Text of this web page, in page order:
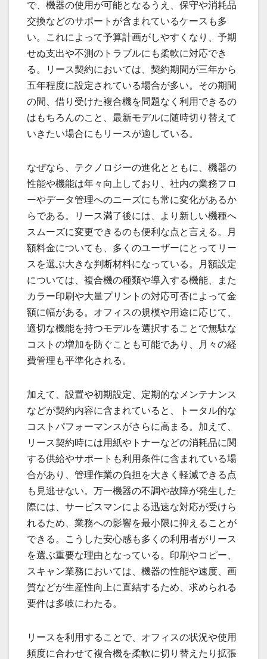
で、機器の使用が可能となるうえ、保守や消耗品
交換などのサポートが含まれているケースも多
い。これによって予算計画がしやすくなり、予期
せぬ支出や不測のトラブルにも柔軟に対応でき
る。リース契約においては、契約期間が三年から
五年程度に設定されている場合が多い。その期間
の間、借り受けた複合機を問題なく利用できるの
はもちろんのこと、最新モデルに随時切り替えて
いきたい場合にもリースが適している。
なぜなら、テクノロジーの進化とともに、機器の
性能や機能は年々向上しており、社内の業務フロ
ーやデータ管理へのニーズにも常に変化があるか
らである。リース満了後には、より新しい機種へ
スムーズに変更できるのも便利な点と言える。月
額料金についても、多くのユーザーにとってリー
スを選ぶ大きな判断材料になっている。月額設定
については、複合機の種類や導入する機能、また
カラー印刷や大量プリントの対応可否によって金
額に幅がある。オフィスの規模や用途に応じて、
適切な機能を持つモデルを選択することで無駄な
コストの増加を防ぐことも可能であり、月々の経
費管理も平準化される。
加えて、設置や初期設定、定期的なメンテナンス
などが契約内容に含まれていると、トータル的な
コストパフォーマンスがさらに高まる。加えて、
リース契約時には用紙やトナーなどの消耗品に関
する供給やサポートも利用条件に含まれている場
合があり、管理作業の負担を大きく軽減できる点
も見逃せない。万一機器の不調や故障が発生した
際には、サービスマンによる迅速な対応が受けら
れるため、業務への影響を最小限に抑えることが
できる。こうした安心感も多くの利用者がリース
を選ぶ重要な理由となっている。印刷やコピー、
スキャン業務においては、機器の性能や速度、画
質などが生産性向上に直結するため、求められる
要件は多岐にわたる。
リースを利用することで、オフィスの状況や使用
頻度に合わせて複合機を柔軟に切り替えたり拡張